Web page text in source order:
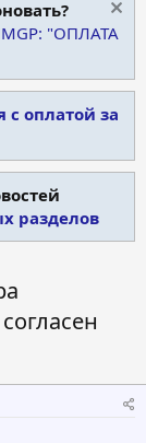
"ОПЛАТА
с оплатой за
разделов